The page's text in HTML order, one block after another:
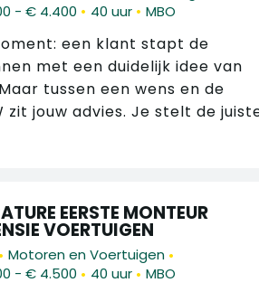
- € 4.400 • 40 uur • MBO
een klant stapt de
met een duidelijk idee van
tussen een wens en de
zit jouw advies. Je stelt de
EERSTE MONTEUR
VOERTUIGEN
• Motoren en Voertuigen •
- € 4.500 • 40 uur • MBO